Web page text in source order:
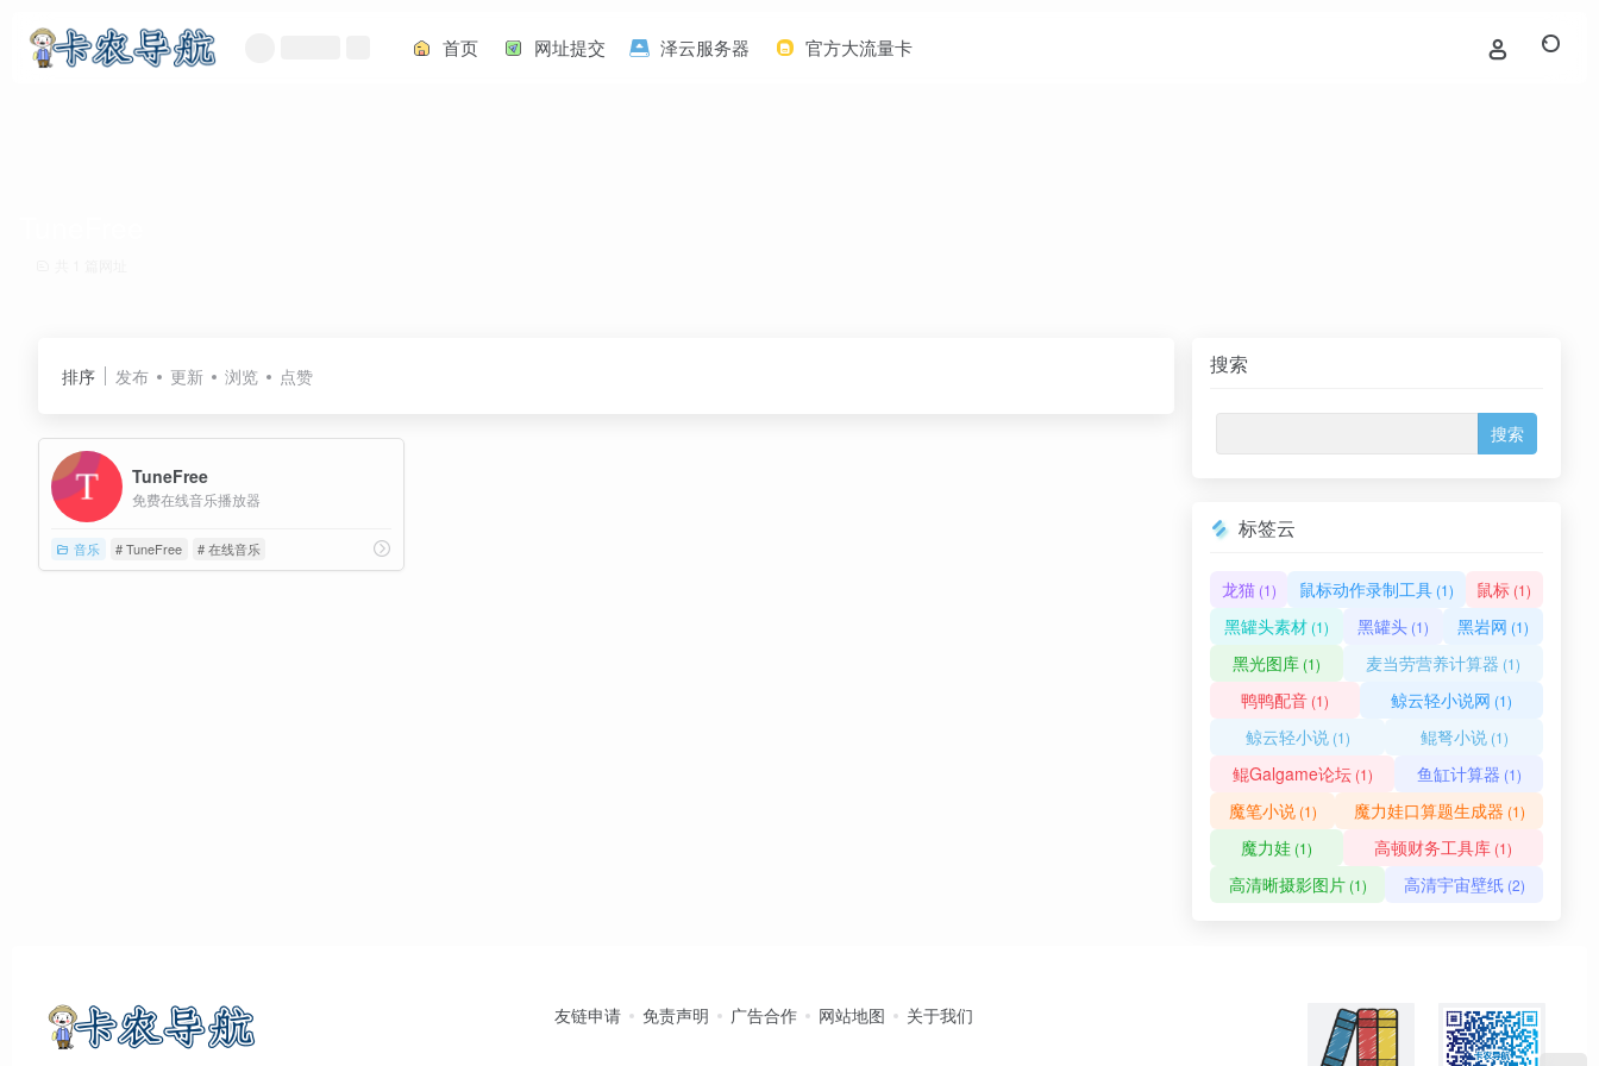
首页 网址提交 泽云服务器 官方大流量卡
排序 发布 更新 浏览 点赞
TuneFree
免费在线音乐播放器
音乐 # TuneFree # 在线音乐
搜索
标签云
龙猫(1) 鼠标动作录制工具(1) 鼠标 (1)
黑罐头素材 (1) 黑罐头 (1) 黑岩网 (1)
黑光图库 (1) 麦当劳营养计算器 (1)
鸭鸭配音 (1) 鲸云轻小说网 (1)
鲸云轻小说(1) 鲲弩小说(1)
鲲Galgame论坛(1) 鱼缸计算器 (1)
魔笔小说(1) 魔力娃口算题生成器 (1)
魔力娃 (1) 高顿财务工具库 (1)
高清晰摄影图片(1) 高清宇宙壁纸(2)
友链申请 免责声明 广告合作 网站地图 关于我们